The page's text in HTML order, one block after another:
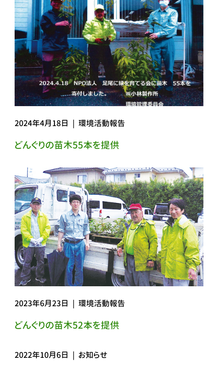
2024年4月18日 | 環境活動報告
どんぐりの苗木55本を提供
2023年6月23日 | 環境活動報告
どんぐりの苗木52本を提供
2022年10月6日 | お知らせ